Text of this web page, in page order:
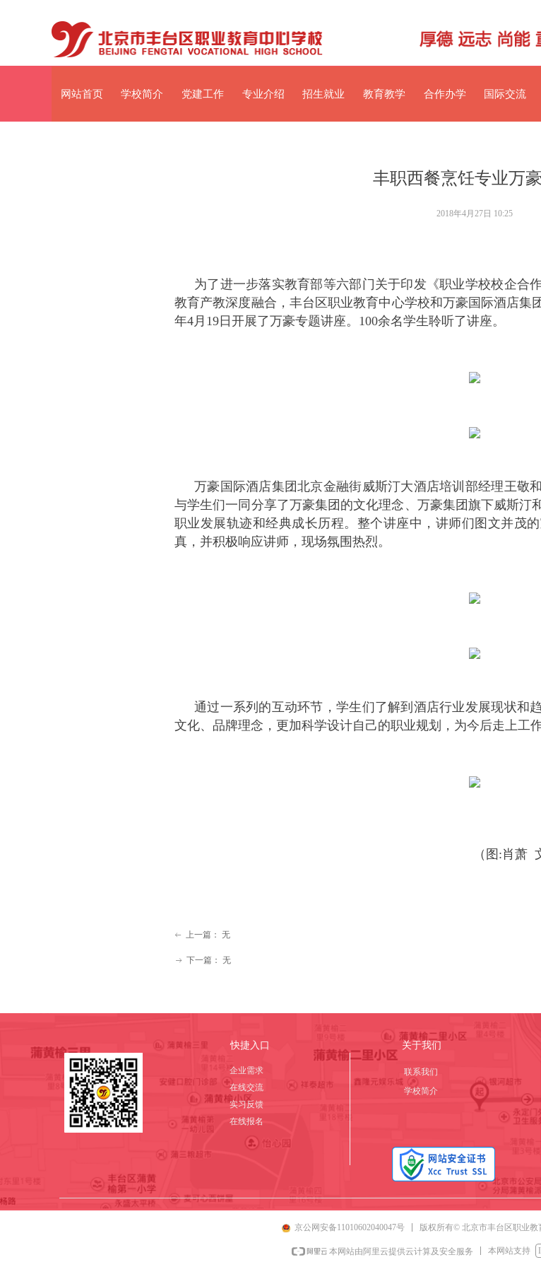
网站首页 学校简介 党建工作 专业介绍 招生就业 教育教学 合作办学 国际交流
丰职西餐烹饪专业万
为了进一步落实教育部等六部门关于印发《职业学校校企合
教育产教深度融合，丰台区职业教育中心学校和万豪国际酒店集
年4月19日开展了万豪专题讲座。100余名学生聆听了讲座。
万豪国际酒店集团北京金融街威斯汀大酒店培训部经理王敬
与学生们一同分享了万豪集团的文化理念、万豪集团旗下威斯汀
职业发展轨迹和经典成长历程。整个讲座中，讲师们图文并茂
真，并积极响应讲师，现场氛围热烈。
通过一系列的互动环节，学生们了解到酒店行业发展现状和
文化、品牌理念，更加科学设计自己的职业规划，为今后走上工
（图:肖萧 文:王爱
2018年4月27日 10:25
ꂃ 上一篇： 无
ꁹ 下一篇： 无
快捷入口 关于我们
企业需求
在线交流
实习反馈
在线报名
联系我们
学校简介
京公网安备11010602040047号 版权所有© 北京市丰台区职业教
本网站由阿里云提供云计算及安全服务 本网站支持